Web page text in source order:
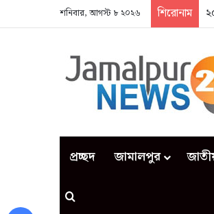
শনিবার, আগস্ট ৮ ২০২৬ শিরোনাম
প্রচ্ছদ জামালপুর
Search for
Facebook